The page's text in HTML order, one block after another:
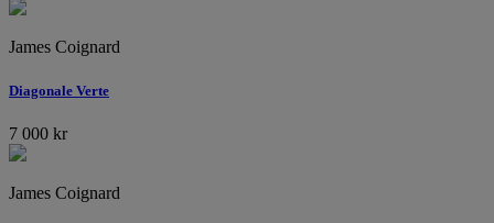
James Coignard
Diagonale Verte
7 000 kr
James Coignard